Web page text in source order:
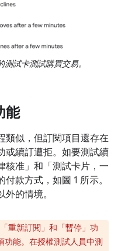
試卡測試購買交易。
能
類似，但訂閱項目還存在
或續訂遭拒。如要測試續
准」 和「測試卡片，一
款方式，如圖 1 所示。
的情境。
重新訂閱」和「暫停」功
能。在授權測試人員中測